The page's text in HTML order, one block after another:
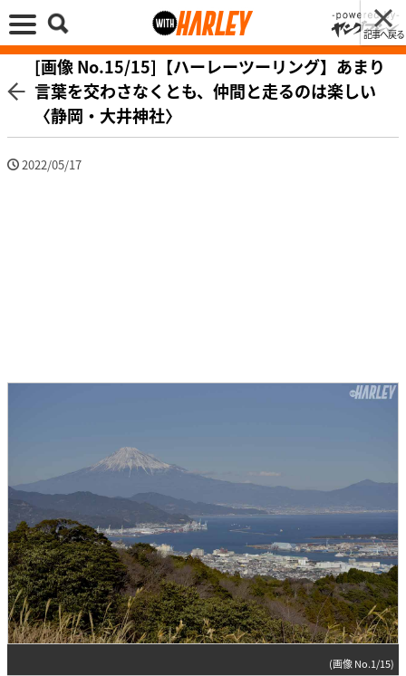
記事へ戻る
[画像 No.15/15]【ハーレーツーリング】あまり
言葉を交わさなくとも、仲間と走るのは楽しい
〈静岡・大井神社〉
2022/05/17
(画像 No.1/15)